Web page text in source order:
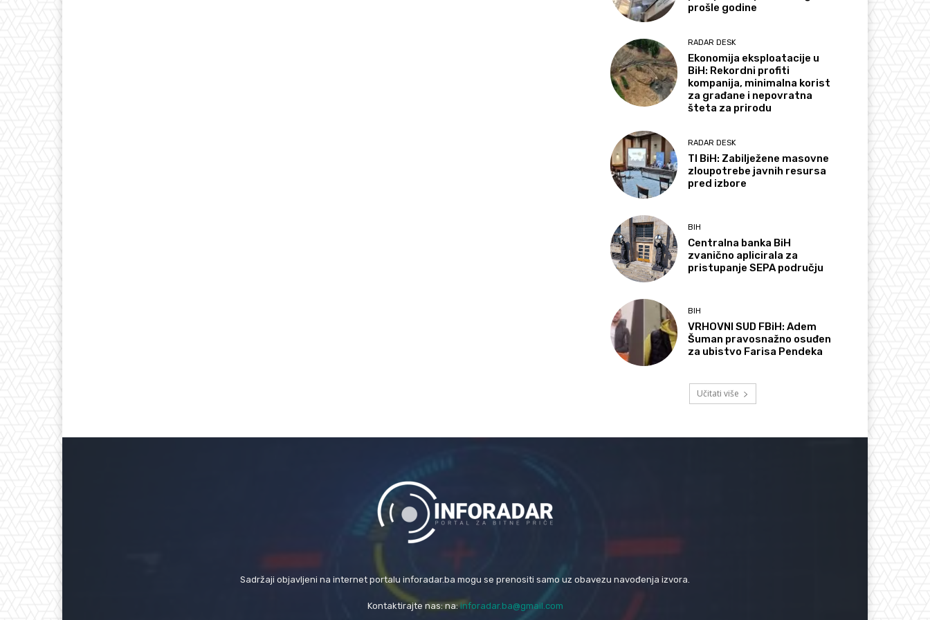
prošle godine
RADAR DESK
Ekonomija eksploatacije u
BiH: Rekordni profiti
kompanija, minimalna korist
za građane i nepovratna
šteta za prirodu
RADAR DESK
TI BiH: Zabilježene masovne
zloupotrebe javnih resursa
pred izbore
BIH
Centralna banka BiH
zvanično aplicirala za
pristupanje SEPA području
BIH
VRHOVNI SUD FBiH: Adem
Šuman pravosnažno osuđen
za ubistvo Farisa Pendeka
Učitati više
Sadržaji objavljeni na internet portalu inforadar.ba mogu se prenositi samo uz obavezu navođenja izvora.
Kontaktirajte nas: na:inforadar.ba@gmail.com